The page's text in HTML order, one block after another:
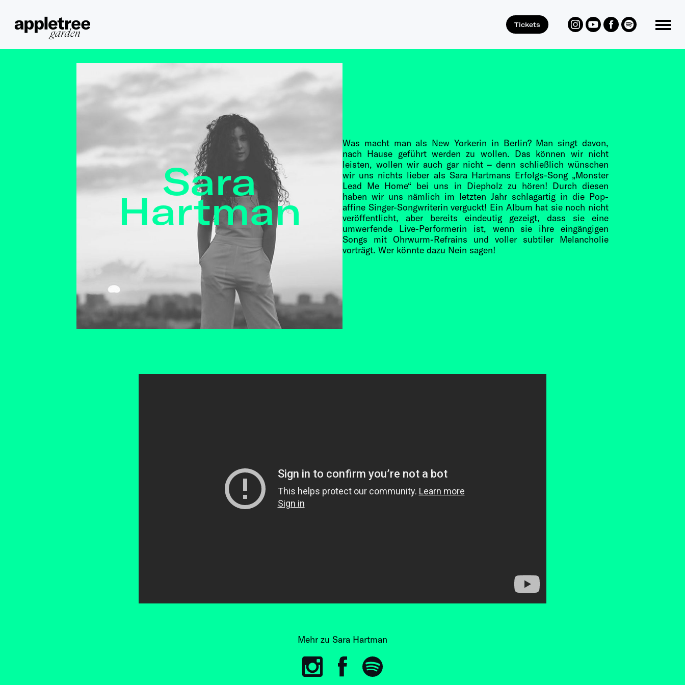
Tickets Toggle Menu
Was macht man als New Yorkerin in Berlin? Man singt davon,
nach Hause geführt werden zu wollen. Das können wir nicht
leisten, wollen wir auch gar nicht – denn schließlich wünschen
wir uns nichts lieber als Sara Hartmans Erfolgs-Song „Monster
Lead Me Home“ bei uns in Diepholz zu hören! Durch diesen
haben wir uns nämlich im letzten Jahr schlagartig in die Pop-
affine Singer-Songwriterin verguckt! Ein Album hat sie noch nicht
veröffentlicht, aber bereits eindeutig gezeigt, dass sie eine
umwerfende Live-Performerin ist, wenn sie ihre eingängigen
Songs mit Ohrwurm-Refrains und voller subtiler Melancholie
vorträgt. Wer könnte dazu Nein sagen!
Sara
Hartman
Mehr zu Sara Hartman